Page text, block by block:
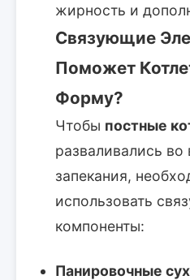
жирность и
Связующие
Поможет
Форму?
Чтобы постные
разваливались
запекания,
использовать
компоненты:
Панировочные